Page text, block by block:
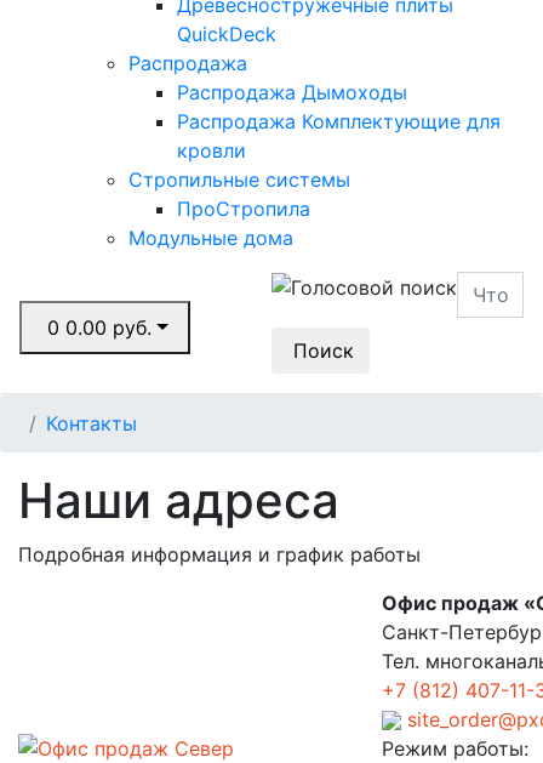
QuickDeck
Распродажа
Распродажа Дымоходы
Распродажа Комплектующие для
кровли
Стропильные системы
ПроСтропила
Модульные дома
0 0.00 руб.
Поиск
Контакты
Наши адреса
Подробная информация и график работы
Офис продаж
Санкт-
Тел.
+7 (812) 407-11-
Режим работы: